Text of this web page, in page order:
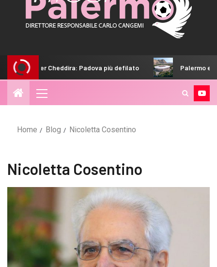
insiste per Cheddira: Padova più defilato Palermo e il
Home Blog Nicoletta Cosentino
Nicoletta Cosentino